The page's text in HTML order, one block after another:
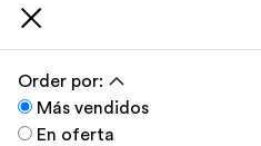
Order por:
Más vendidos
En oferta